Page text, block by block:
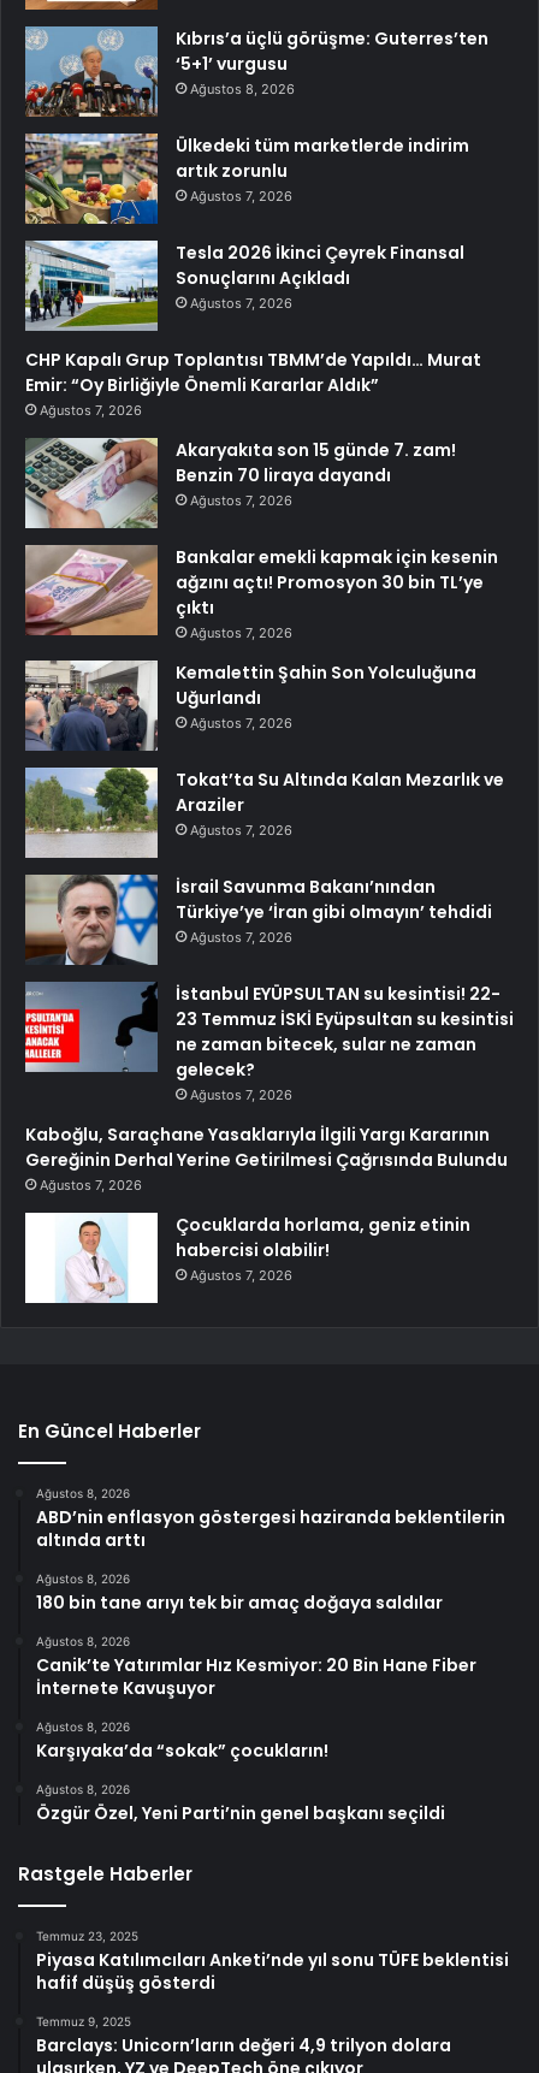
Kıbrıs’a üçlü görüşme: Guterres’ten
‘5+1’ vurgusu
Ağustos 8, 2026
Ülkedeki tüm marketlerde indirim
artık zorunlu
Ağustos 7, 2026
Tesla 2026 İkinci Çeyrek Finansal
Sonuçlarını Açıkladı
Ağustos 7, 2026
CHP Kapalı Grup Toplantısı TBMM’de Yapıldı… Murat
Emir: “Oy Birliğiyle Önemli Kararlar Aldık”
Ağustos 7, 2026
Akaryakıta son 15 günde 7. zam!
Benzin 70 liraya dayandı
Ağustos 7, 2026
Bankalar emekli kapmak için kesenin
ağzını açtı! Promosyon 30 bin TL’ye
çıktı
Ağustos 7, 2026
Kemalettin Şahin Son Yolculuğuna
Uğurlandı
Ağustos 7, 2026
Tokat’ta Su Altında Kalan Mezarlık ve
Araziler
Ağustos 7, 2026
İsrail Savunma Bakanı’nından
Türkiye’ye ‘İran gibi olmayın’ tehdidi
Ağustos 7, 2026
İstanbul EYÜPSULTAN su kesintisi! 22-
23 Temmuz İSKİ Eyüpsultan su kesintisi
ne zaman bitecek, sular ne zaman
gelecek?
Ağustos 7, 2026
Kaboğlu, Saraçhane Yasaklarıyla İlgili Yargı Kararının
Gereğinin Derhal Yerine Getirilmesi Çağrısında Bulundu
Ağustos 7, 2026
Çocuklarda horlama, geniz etinin
habercisi olabilir!
Ağustos 7, 2026
En Güncel Haberler
Ağustos 8, 2026
ABD’nin enflasyon göstergesi haziranda beklentilerin
altında arttı
Ağustos 8, 2026
180 bin tane arıyı tek bir amaç doğaya saldılar
Ağustos 8, 2026
Canik’te Yatırımlar Hız Kesmiyor: 20 Bin Hane Fiber
İnternete Kavuşuyor
Ağustos 8, 2026
Karşıyaka’da “sokak” çocukların!
Ağustos 8, 2026
Özgür Özel, Yeni Parti’nin genel başkanı seçildi
Rastgele Haberler
Temmuz 23, 2025
Piyasa Katılımcıları Anketi’nde yıl sonu TÜFE beklentisi
hafif düşüş gösterdi
Temmuz 9, 2025
Barclays: Unicorn’ların değeri 4,9 trilyon dolara